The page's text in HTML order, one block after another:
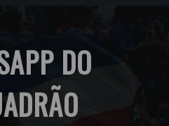
DO